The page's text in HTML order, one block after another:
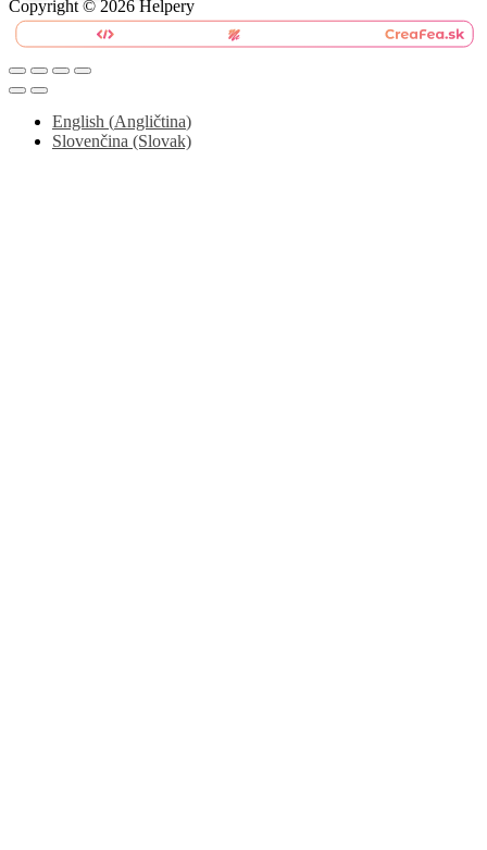
Copyright © 2026 Helpery
English (Angličtina)
Slovenčina (Slovak)